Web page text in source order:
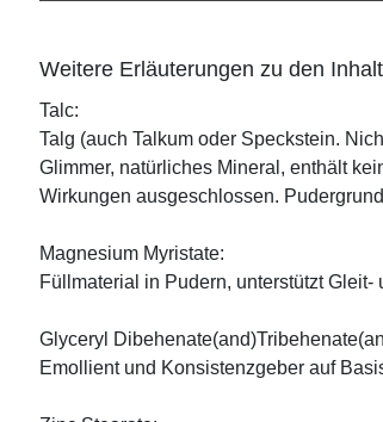
Weitere Erläuterungen zu den
Talc:
Talg (auch Talkum oder Speckstein.
Glimmer, natürliches Mineral, enthält
Wirkungen ausgeschlossen.
Magnesium Myristate:
Füllmaterial in Pudern, unterstützt Gleit-
Glyceryl
Emollient und Konsistenzgeber auf